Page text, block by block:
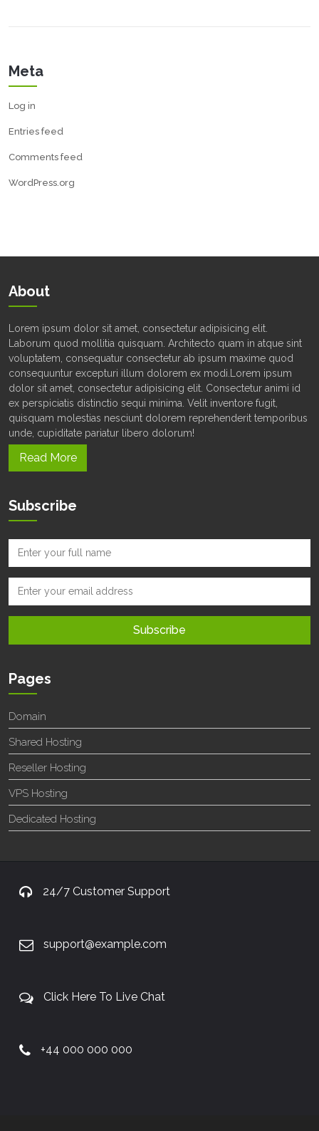
Meta
Log in
Entries feed
Comments feed
WordPress.org
About
Lorem ipsum dolor sit amet, consectetur adipisicing elit.
Laborum quod mollitia quisquam. Architecto quam in atque sint
voluptatem, consequatur consectetur ab ipsum maxime quod
consequuntur excepturi illum dolorem ex modi.Lorem ipsum
dolor sit amet, consectetur adipisicing elit. Consectetur animi id
ex perspiciatis distinctio sequi minima. Velit inventore fugit,
quisquam molestias nesciunt dolorem reprehenderit temporibus
unde, cupiditate pariatur libero dolorum!
Read More
Subscribe
Pages
Domain
Shared Hosting
Reseller Hosting
VPS Hosting
Dedicated Hosting
24/7 Customer Support
support@example.com
Click Here To Live Chat
+44 000 000 000